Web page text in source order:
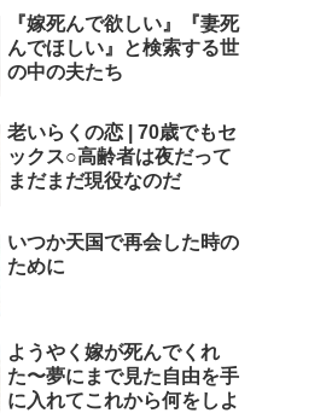
『嫁死んで欲しい』『妻死
んでほしい』と検索する世
の中の夫たち
老いらくの恋 | 70歳でもセ
ックス○高齢者は夜だって
まだまだ現役なのだ
いつか天国で再会した時の
ために
ようやく嫁が死んでくれ
た〜夢にまで見た自由を手
に入れてこれから何をしよ